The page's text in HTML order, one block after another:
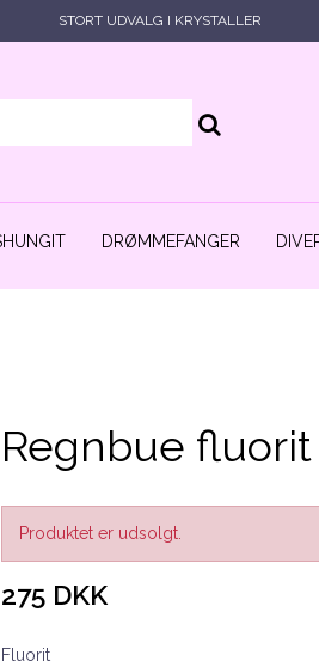
STORT UDVALG I KRYSTALLER
DRØMMEFANGER
Regnbue
Produktet er udsolgt.
275 DKK
Fluorit